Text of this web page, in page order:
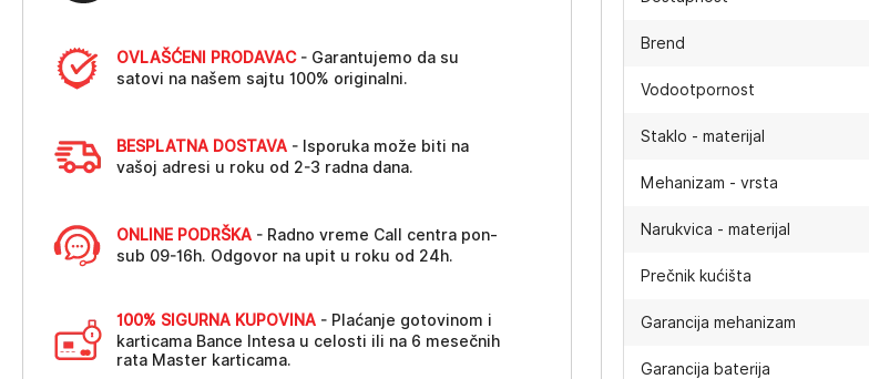
OVLAŠĆENI PRODAVAC- Garantujemo da su
satovi na našem sajtu 100% originalni.
BESPLATNA DOSTAVA - Isporuka može biti na
vašoj adresi u roku od 2-3 radna dana.
ONLINE PODRŠKA - Radno vreme Call centra pon-
sub 09-16h. Odgovor na upit u roku od 24h.
100% SIGURNA KUPOVINA - Plaćanje gotovinom i
karticama Bance Intesa u celosti ili na 6 mesečnih
rata Master karticama.
Brend
Vodootpornost
Staklo - materijal
Mehanizam - vrsta
Narukvica - materijal
Prečnik kućišta
Garancija mehanizam
Garancija baterija